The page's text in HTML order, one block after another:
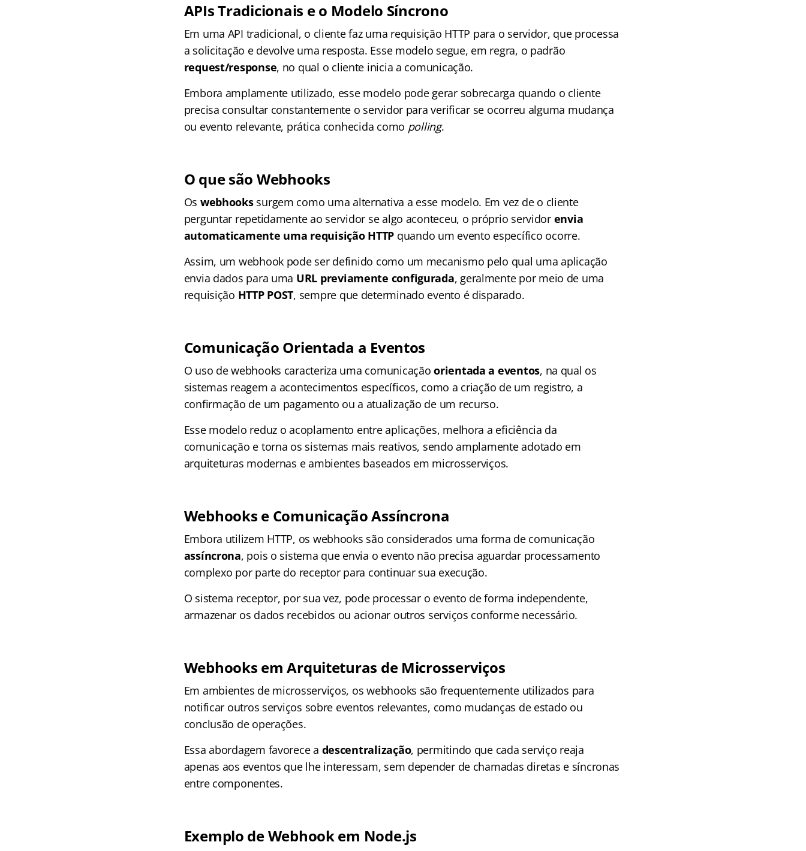
APIs Tradicionais e o Modelo Síncrono
Em uma API tradicional, o cliente faz uma requisição HTTP para o servidor, que processa
a solicitação e devolve uma resposta. Esse modelo segue, em regra, o padrão
request/response, no qual o cliente inicia a comunicação.
Embora amplamente utilizado, esse modelo pode gerar sobrecarga quando o cliente
precisa consultar constantemente o servidor para verificar se ocorreu alguma mudança
ou evento relevante, prática conhecida como polling.
O que são Webhooks
Os webhookssurgem como uma alternativa a esse modelo. Em vez de o cliente
perguntar repetidamente ao servidor se algo aconteceu, o próprio servidor envia
automaticamente uma requisição HTTP quando um evento específico ocorre.
Assim, um webhook pode ser definido como um mecanismo pelo qual uma aplicação
envia dados para uma URL previamente configurada, geralmente por meio de uma
requisição HTTP POST, sempre que determinado evento é disparado.
Comunicação Orientada a Eventos
O uso de webhooks caracteriza uma comunicaçãoorientada a eventos, na qual os
sistemas reagem a acontecimentos específicos, como a criação de um registro, a
confirmação de um pagamento ou a atualização de um recurso.
Esse modelo reduz o acoplamento entre aplicações, melhora a eficiência da
comunicação e torna os sistemas mais reativos, sendo amplamente adotado em
arquiteturas modernas e ambientes baseados em microsserviços.
Webhooks e Comunicação Assíncrona
Embora utilizem HTTP, os webhooks são considerados uma forma de comunicação
assíncrona, pois o sistema que envia o evento não precisa aguardar processamento
complexo por parte do receptor para continuar sua execução.
O sistema receptor, por sua vez, pode processar o evento de forma independente,
armazenar os dados recebidos ou acionar outros serviços conforme necessário.
Webhooks em Arquiteturas de Microsserviços
Em ambientes de microsserviços, os webhooks são frequentemente utilizados para
notificar outros serviços sobre eventos relevantes, como mudanças de estado ou
conclusão de operações.
Essa abordagem favorece a descentralização, permitindo que cada serviço reaja
apenas aos eventos que lhe interessam, sem depender de chamadas diretas e síncronas
entre componentes.
Exemplo de Webhook em Node.js